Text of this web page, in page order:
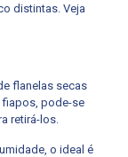
distintas. Veja
flanelas secas
fiapos, pode-se
retirá-los.
o ideal é